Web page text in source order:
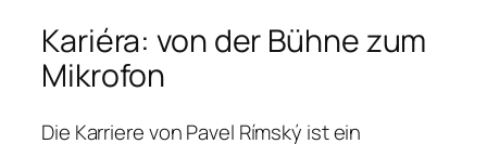
Kariéra: von der Bühne zum
Mikrofon
Die Karriere von Pavel Rímský ist ein